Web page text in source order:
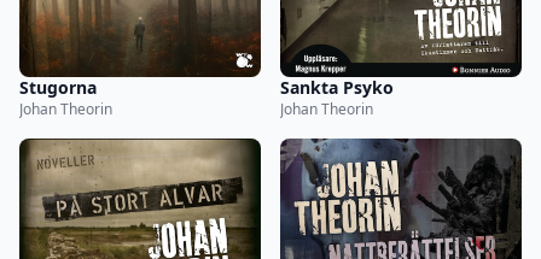
Stugorna
Johan Theorin
Sankta Psyko
Johan Theorin